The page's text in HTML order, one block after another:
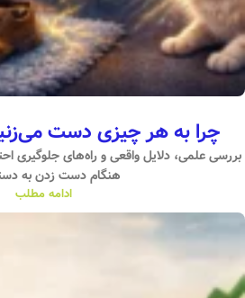
چرا به هر چیزی دست
بررسی علمی، دلایل واقعی و راه‌های جلوگیری
هنگام دست زدن به
ادامه مطلب